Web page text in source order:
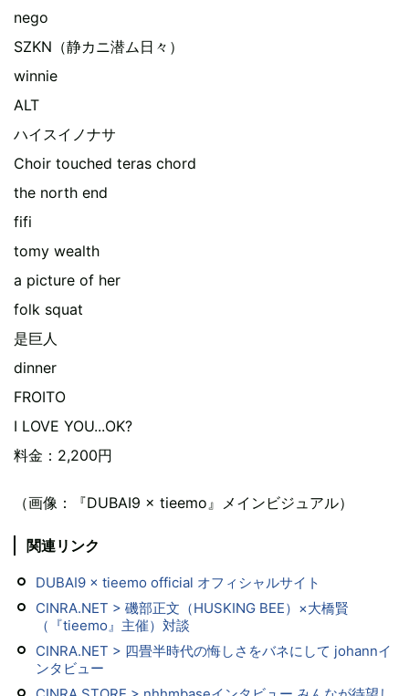
nego
SZKN（静カニ潜ム日々）
winnie
ALT
ハイスイノナサ
Choir touched teras chord
the north end
fifi
tomy wealth
a picture of her
folk squat
是巨人
dinner
FROITO
I LOVE YOU...OK?
料金：2,200円
（画像：『DUBAI9 × tieemo』メインビジュアル）
関連リンク
DUBAI9 × tieemo official オフィシャルサイト
CINRA.NET > 磯部正文（HUSKING BEE）×大橋賢
（『tieemo』主催）対談
CINRA.NET > 四畳半時代の悔しさをバネにして johannイ
ンタビュー